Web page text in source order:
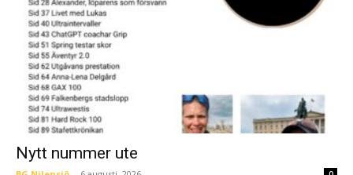
Nytt nummer ute